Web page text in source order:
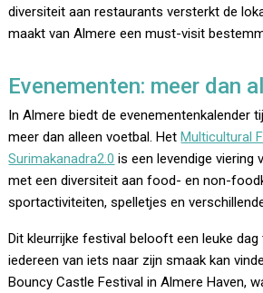
diversiteit aan restaurants versterkt de
maakt van Almere een must-visit
Evenementen: meer dan
In Almere biedt de evenementenkalender
meer dan alleen voetbal. HetMulticultural
Surimakanadra2.0 is een levendige viering
met een diversiteit aan food- en non-
sportactiviteiten, spelletjes en
Dit kleurrijke festival belooft een leuke
iedereen van iets naar zijn smaak kan
Bouncy Castle Festival in Almere Haven,